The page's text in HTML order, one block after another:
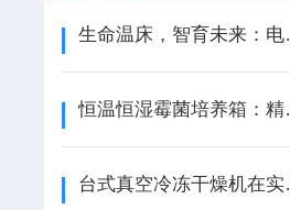
生命温床
恒温恒湿霉
台式真空冷